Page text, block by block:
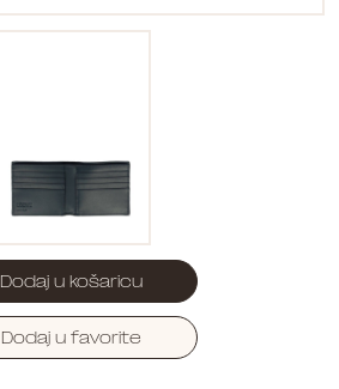
Dodaj u košaricu
Dodaj u favorite